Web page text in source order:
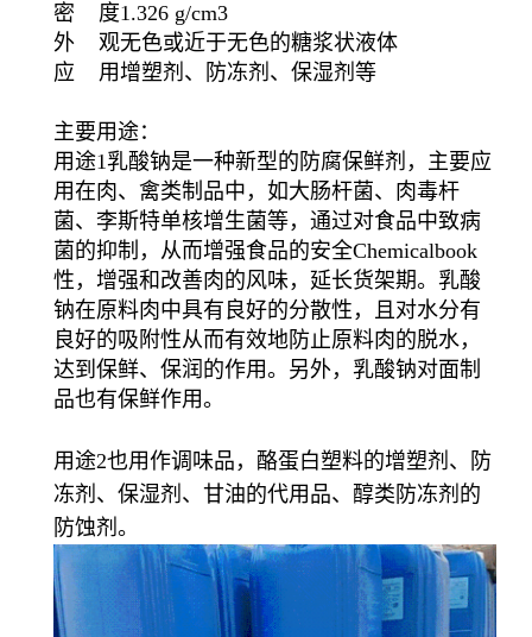
密 度1.326 g/cm3
外 观无色或近于无色的糖浆状液体
应 用增塑剂、防冻剂、保湿剂等
主要用途：
用途1乳酸钠是一种新型的防腐保鲜剂，主要应
用在肉、禽类制品中，如大肠杆菌、肉毒杆
菌、李斯特单核增生菌等，通过对食品中致病
菌的抑制，从而增强食品的安全Chemicalbook
性，增强和改善肉的风味，延长货架期。乳酸
钠在原料肉中具有良好的分散性，且对水分有
良好的吸附性从而有效地防止原料肉的脱水，
达到保鲜、保润的作用。另外，乳酸钠对面制
品也有保鲜作用。
用途2也用作调味品，酪蛋白塑料的增塑剂、防
冻剂、保湿剂、甘油的代用品、醇类防冻剂的
防蚀剂。